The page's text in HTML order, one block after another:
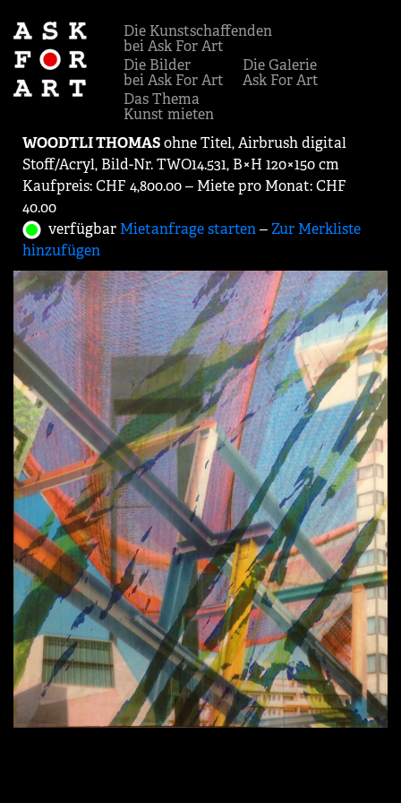
Die Kunstschaffenden
bei Ask For Art
Die Bilder
bei Ask For Art
Die Galerie
Ask For Art
Das Thema
Kunst mieten
WOODTLI THOMASohne Titel, Airbrush digital
Stoff/Acryl, Bild-Nr. TWO14.531, B×H 120×150 cm
Kaufpreis: CHF 4,800.00 ‒ Miete pro Monat: CHF
40.00
verfügbar Mietanfrage starten‒Zur Merkliste
hinzufügen